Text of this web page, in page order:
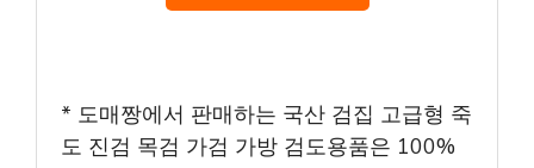
* 도매짱에서 판매하는 국산 검집 고급형 죽
도 진검 목검 가검 가방 검도용품은 100%